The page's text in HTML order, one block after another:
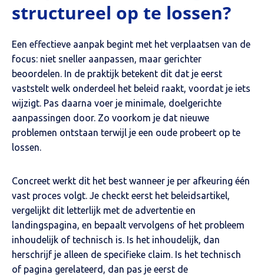
structureel op te lossen?
Een effectieve aanpak begint met het verplaatsen van de
focus: niet sneller aanpassen, maar gerichter
beoordelen. In de praktijk betekent dit dat je eerst
vaststelt welk onderdeel het beleid raakt, voordat je iets
wijzigt. Pas daarna voer je minimale, doelgerichte
aanpassingen door. Zo voorkom je dat nieuwe
problemen ontstaan terwijl je een oude probeert op te
lossen.
Concreet werkt dit het best wanneer je per afkeuring één
vast proces volgt. Je checkt eerst het beleidsartikel,
vergelijkt dit letterlijk met de advertentie en
landingspagina, en bepaalt vervolgens of het probleem
inhoudelijk of technisch is. Is het inhoudelijk, dan
herschrijf je alleen de specifieke claim. Is het technisch
of pagina gerelateerd, dan pas je eerst de